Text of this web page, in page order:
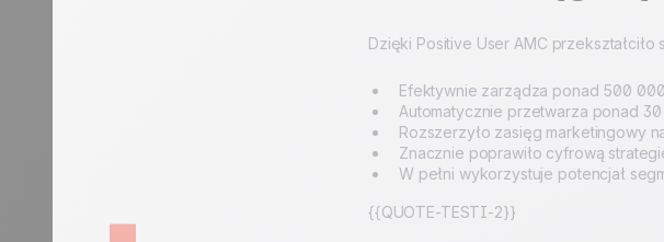
Dzięki Positive User AMC
Efektywnie zarządza ponad 500
Automatycznie przetwarza ponad
Rozszerzyło zasięg marketingowy
Znacznie poprawiło cyfrową
W pełni wykorzystuje potencjał
{{QUOTE-TESTI-2}}